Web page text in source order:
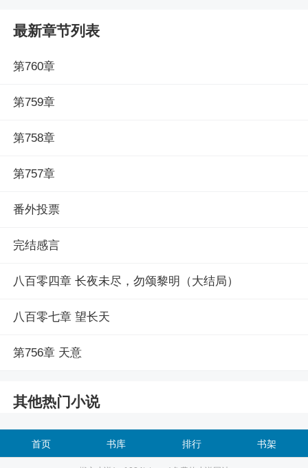
最新章节列表
第760章
第759章
第758章
第757章
番外投票
完结感言
八百零四章 长夜未尽，勿颂黎明（大结局）
八百零七章 望长天
第756章 天意
其他热门小说
首页 书库 排行 书架